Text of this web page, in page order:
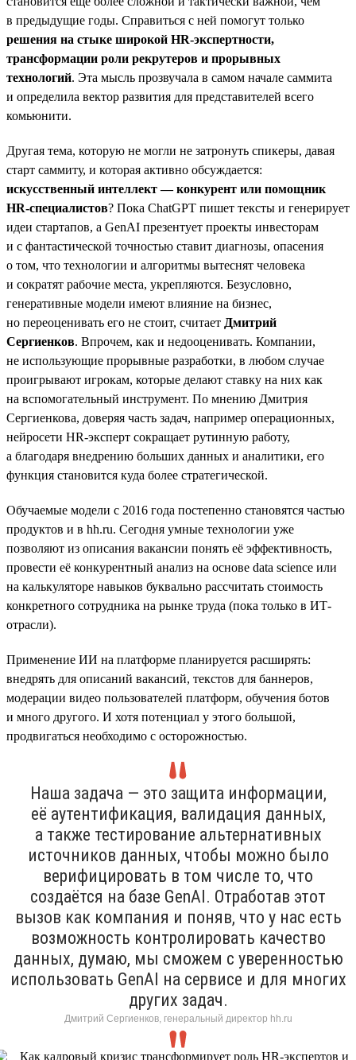
в предыдущие годы. Справиться с ней помогут только
решения на стыке широкой HR-экспертности,
трансформации роли рекрутеров и прорывных
технологий. Эта мысль прозвучала в самом начале саммита
и определила вектор развития для представителей всего
комьюнити.
Другая тема, которую не могли не затронуть спикеры, давая
старт саммиту, и которая активно обсуждается:
искусственный интеллект — конкурент или помощник
HR-специалистов? Пока ChatGPT пишет тексты и генерирует
идеи стартапов, а GenAI презентует проекты инвесторам
и с фантастической точностью ставит диагнозы, опасения
о том, что технологии и алгоритмы вытеснят человека
и сократят рабочие места, укрепляются. Безусловно,
генеративные модели имеют влияние на бизнес,
но переоценивать его не стоит, считает Дмитрий
Сергиенков. Впрочем, как и недооценивать. Компании,
не использующие прорывные разработки, в любом случае
проигрывают игрокам, которые делают ставку на них как
на вспомогательный инструмент. По мнению Дмитрия
Сергиенкова, доверяя часть задач, например операционных,
нейросети HR-эксперт сокращает рутинную работу,
а благодаря внедрению больших данных и аналитики, его
функция становится куда более стратегической.
Обучаемые модели с 2016 года постепенно становятся частью
продуктов и в hh.ru. Сегодня умные технологии уже
позволяют из описания вакансии понять её эффективность,
провести её конкурентный анализ на основе data science или
на калькуляторе навыков буквально рассчитать стоимость
конкретного сотрудника на рынке труда (пока только в ИТ-
отрасли).
Применение ИИ на платформе планируется расширять:
внедрять для описаний вакансий, текстов для баннеров,
модерации видео пользователей платформ, обучения ботов
и много другого. И хотя потенциал у этого большой,
продвигаться необходимо с осторожностью.
Наша задача — это защита информации,
её аутентификация, валидация данных,
а также тестирование альтернативных
источников данных, чтобы можно было
верифицировать в том числе то, что
создаётся на базе GenAI. Отработав этот
вызов как компания и поняв, что у нас есть
возможность контролировать качество
данных, думаю, мы сможем с уверенностью
использовать GenAI на сервисе и для многих
других задач.
Дмитрий Сергиенков, генеральный директор hh.ru